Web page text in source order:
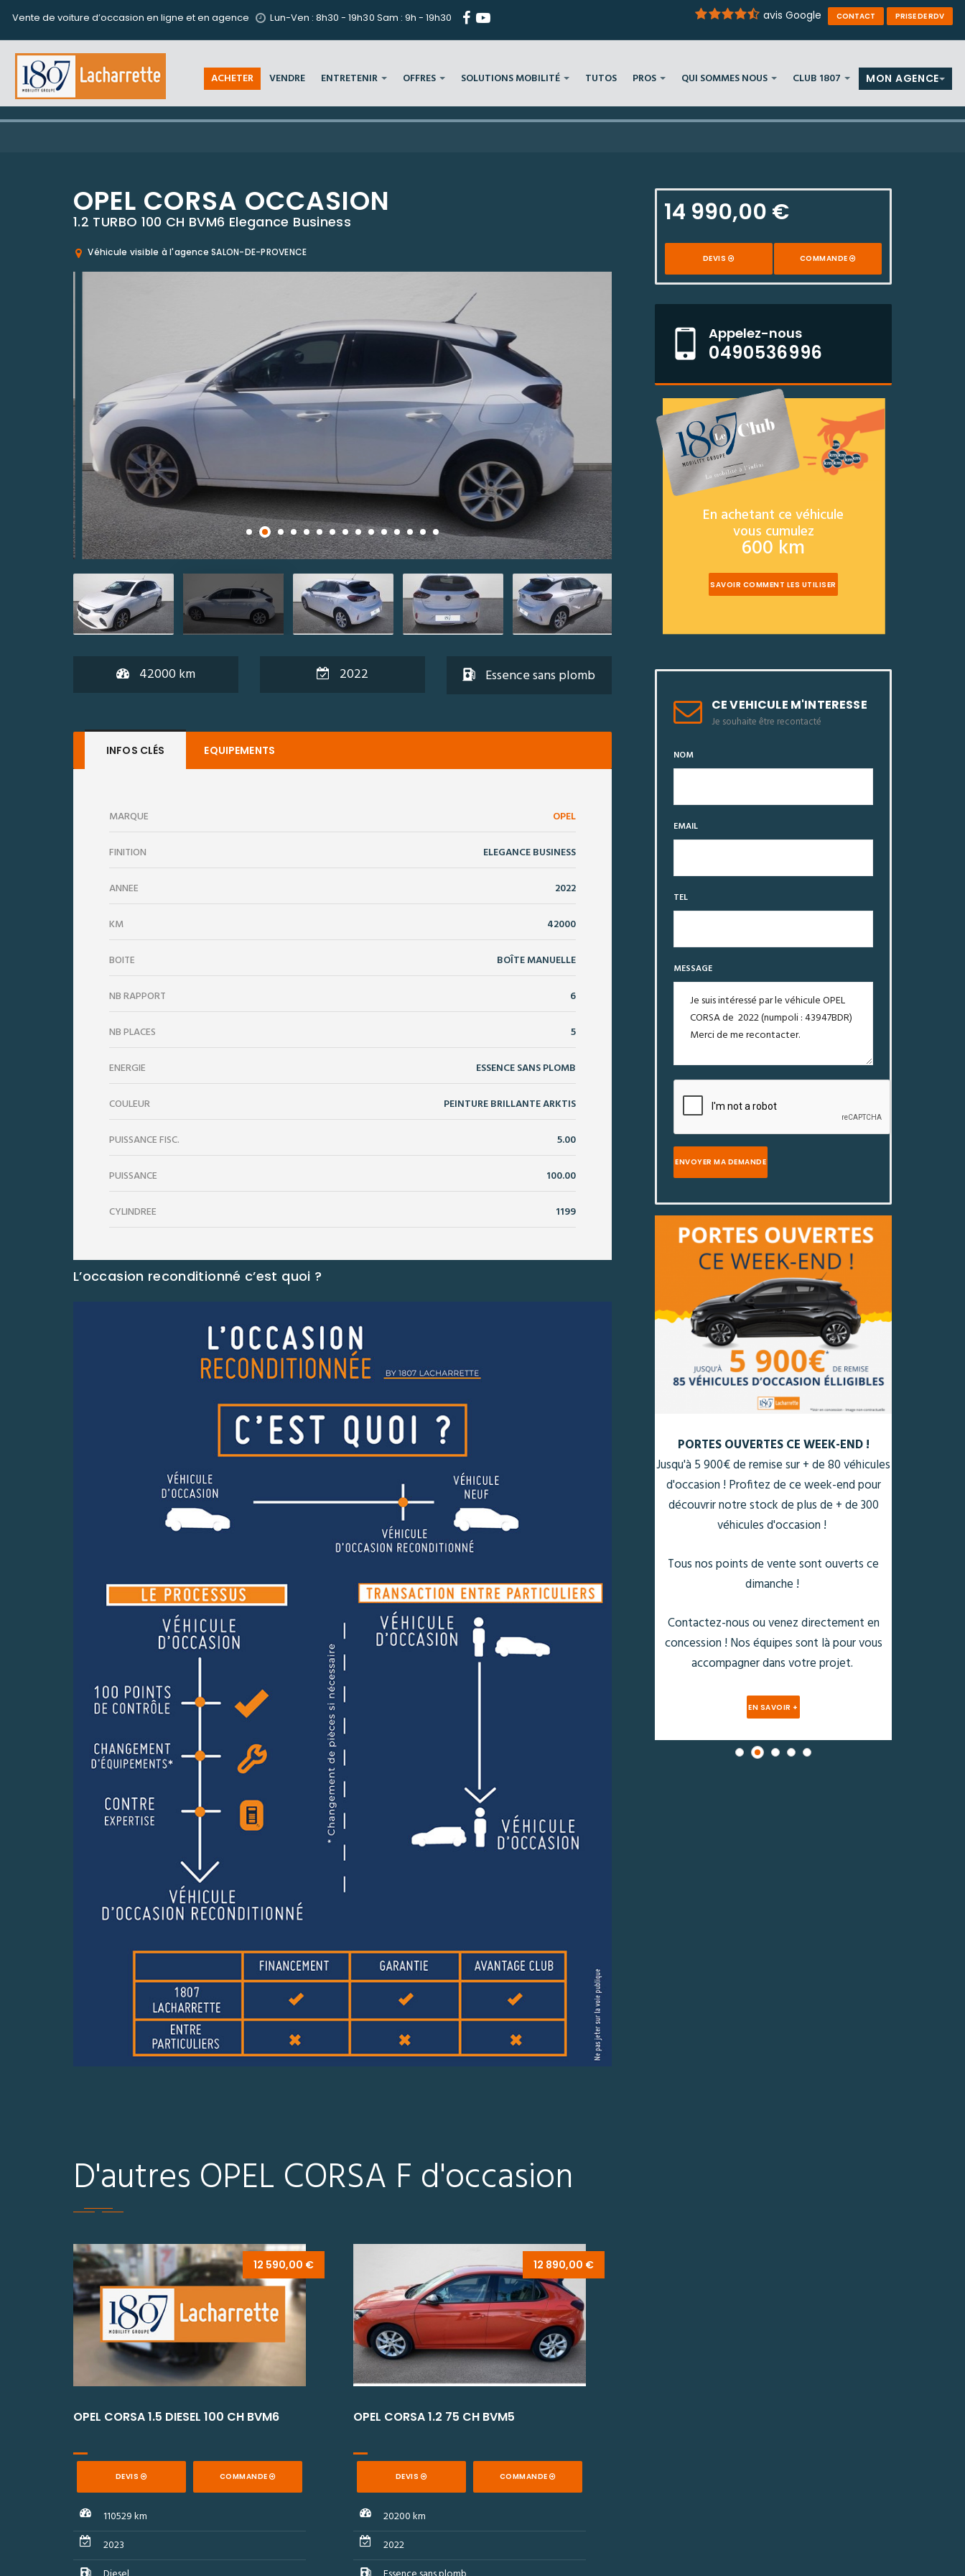
Vente de voiture d’occasion en ligne et en agence Lun-Ven : 8h30 - 19h30 Sam : 9h - 19h30 avis Google CONTACT PRISE DE RDV
ACHETER VENDRE ENTRETENIR OFFRES SOLUTIONS MOBILITÉ TUTOS PROS QUI SOMMES NOUS CLUB 1807 MON AGENCE
OPEL CORSA OCCASION
1.2 TURBO 100 CH BVM6 Elegance Business
Véhicule visible à l'agence SALON-DE-PROVENCE
42000 km 2022 Essence sans plomb
INFOS CLÉS EQUIPEMENTS
MARQUE OPEL
FINITION ELEGANCE BUSINESS
ANNÉE 2022
KM 42000
BOITE BOÎTE MANUELLE
NB RAPPORT 6
NB PLACES 5
ENERGIE ESSENCE SANS PLOMB
COULEUR PEINTURE BRILLANTE ARKTIS
PUISSANCE FISC. 5.00
PUISSANCE 100.00
CYLINDRÉE 1199
L’occasion reconditionné c’est quoi ?
D'autres OPEL CORSA F d'occasion
12 590,00 €
OPEL CORSA 1.5 DIESEL 100 CH BVM6
DEVIS COMMANDE
110529 km
2023
12 890,00 €
OPEL CORSA 1.2 75 CH BVM5
DEVIS COMMANDE
20200 km
2022
14 990,00 €
DEVIS COMMANDE
Appelez-nous
0490536996
En achetant ce véhicule
vous cumulez
600 km
SAVOIR COMMENT LES UTILISER
CE VEHICULE M'INTERESSE
Je souhaite être recontacté
NOM
EMAIL
TEL
MESSAGE
ENVOYER MA DEMANDE
à pied lors de vos entretiens !!
PACK 1807
Chouchoutez votre véhicule avec notre PACK
EN SAVOIR +
NOTRE SÉLECTION DE VÉHICULES
Découvrez notre sélection de plus de 20
véhicules d'occasion électriques disponibles
dès 189€/mois !
PORTES OUVERTES CE WEEK-END !
Jusqu'à 5 900€ de remise sur + de 80 véhicules
d'occasion ! Profitez de ce week-end pour
découvrir notre stock de plus de + de 300
véhicules d'occasion !
Tous nos points de vente sont ouverts ce
dimanche !
Contactez-nous ou venez directement en
concession ! Nos équipes sont là pour vous
accompagner dans votre projet.
EN SAVOIR +